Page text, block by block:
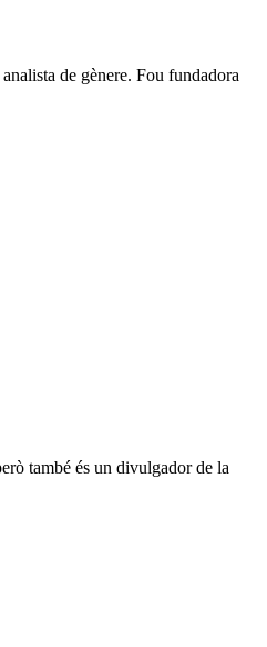
de gènere. Fou fundadora
també és un divulgador de la